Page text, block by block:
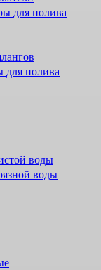
для полива
для полива
воды
воды